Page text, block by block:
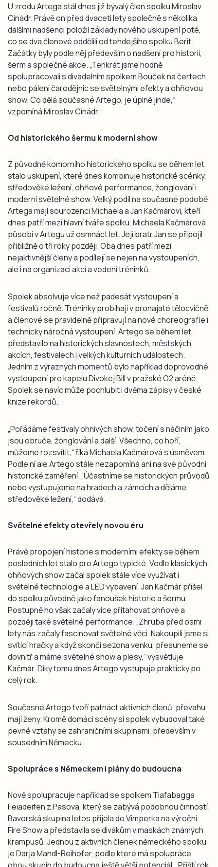
U zrodu Artega stál dnes již bývalý člen spolku Miroslav
Cinádr. Právě on před dvaceti lety společně s několika
dalšími nadšenci položil základy nového uskupení poté,
co se dva členové oddělili od tehdejšího spolku Berit.
Začátky byly podle něj především o nadšení pro historii,
šerm a společné akce. „Tenkrát jsme hodně
spolupracovali s divadelním spolkem Bouček na čertech
nebo pálení čarodějnic se světelnými efekty a ohňovou
show. Co dělá současné Artego, je úplně jinde,“
vzpomíná Miroslav Cinádr.
Od historického šermu k moderní show
Z původně komorního historického spolku se během let
stalo uskupení, které dnes kombinuje historické scénky,
středověké ležení, ohňové performance, žonglování i
moderní světelné show. Velký podíl na současné podobě
Artega mají sourozenci Michaela a Jan Kačmárovi, kteří
dnes patří mezi hlavní tváře spolku. Michaela Kačmárová
působí v Artegu už osmnáct let. Její bratr Jan se připojil
přibližně o tři roky později. Oba dnes patří mezi
nejaktivnější členy a podílejí se nejen na vystoupeních,
ale i na organizaci akcí a vedení tréninků.
Spolek absolvuje více než padesát vystoupení a
festivalů ročně. Tréninky probíhají v pronajaté tělocvičně
a členové se pravidelně připravují na nové choreografie i
technicky náročná vystoupení. Artego se během let
představilo na historických slavnostech, městských
akcích, festivalech i velkých kulturních událostech.
Jedním z výrazných momentů bylo například doprovodné
vystoupení pro kapelu Divokej Bill v pražské O2 aréně.
Spolek se navíc může pochlubit i dvěma zápisy v české
knize rekordů.
„Pořádáme festivaly ohnivých show, točení s náčiním jako
jsou obruče, žonglování a další. Všechno, co hoří,
můžeme rozsvítit,“ říká Michaela Kačmárová s úsměvem.
Podle ní ale Artego stále nezapomíná ani na své původní
historické zaměření. „Účastníme se historických průvodů
nebo vystupujeme na hradech a zámcích a děláme
středověké ležení,“ dodává.
Světelné efekty otevřely novou éru
Právě propojení historie s moderními efekty se během
posledních let stalo pro Artego typické. Vedle klasických
ohňových show začal spolek stále více využívat i
světelné technologie a LED vybavení. Jan Kačmár přišel
do spolku původně jako fanoušek historie a šermu.
Postupně ho však začaly více přitahovat ohňové a
později také světelné performance. „Zhruba před osmi
lety nás začaly fascinovat světelné věci. Nakoupili jsme si
svítící hračky a když skončí sezona venku, přesuneme se
dovnitř a máme světelné show a plesy,“ vysvětluje
Kačmár. Díky tomu dnes Artego vystupuje prakticky po
celý rok.
Současné Artego tvoří patnáct aktivních členů, převahu
mají ženy. Kromě domácí scény si spolek vybudoval také
pevné vztahy se zahraničními skupinami, především v
sousedním Německu.
Spolupráce s Německem i plány do budoucna
Nově spolupracuje například se spolkem Tiafabagga
Feiadeifen z Pasova, který se zabývá podobnou činností.
Bavorská skupina letos přijela do Vimperka na výroční
Fire Show a představila se divákům v maskách známých
krampusů. Jednou z aktivních členek německého spolku
je Darja Mandl-Reihofer, podle které má spolupráce